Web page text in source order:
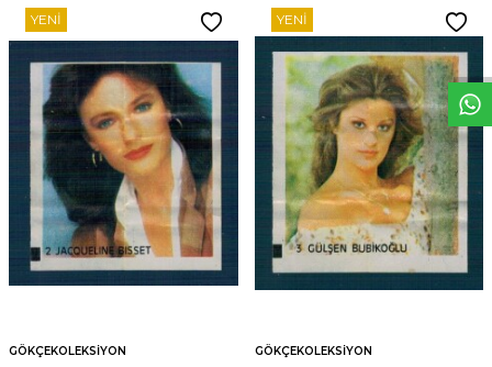
W
h
t
s
p
p
D
e
s
e
H
a
t
t
YENI
GÖKÇEKOLEKSIYON
YENI
GÖKÇEKOLEKSIYON